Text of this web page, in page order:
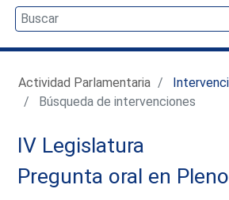
Actividad Parlamentaria
Búsqueda de intervenciones
IV Legislatura
Pregunta oral en